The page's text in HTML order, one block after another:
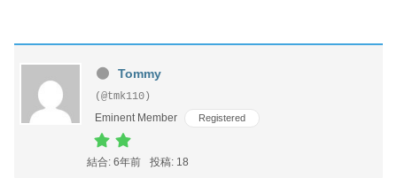
Tommy
(@tmk110)
Eminent Member
Registered
結合: 6年前 投稿: 18